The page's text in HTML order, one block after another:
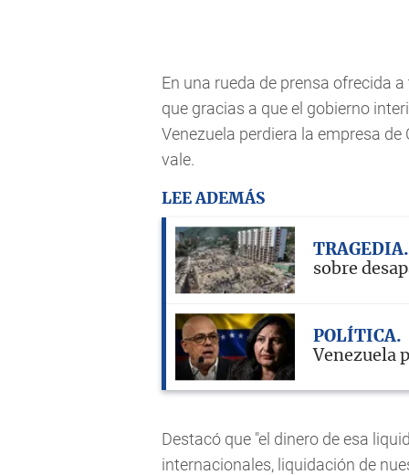
En una rueda de prensa ofrecida
que gracias a que el gobierno
Venezuela perdiera la empresa
vale.
LEE ADEMÁS
TRAGEDIA
sobre
POLÍTICA
Venezuela
Destacó que "el dinero de esa
internacionales, liquidación de